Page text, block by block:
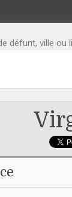
défunt, ville ou